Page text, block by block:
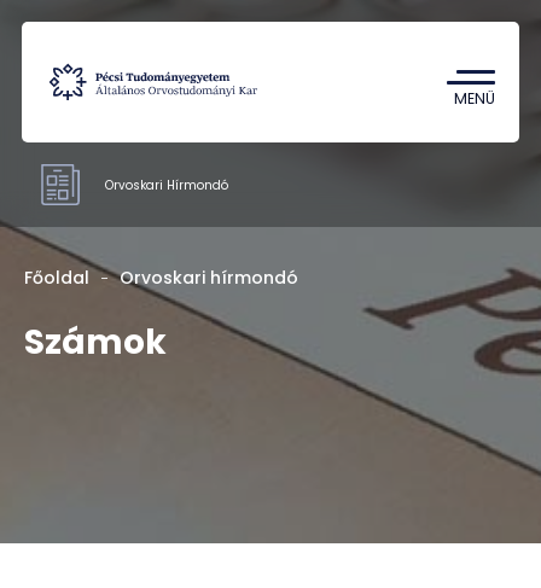
MENÜ
Tantárgykereső
Campus térkép
Számok
Rólunk
DE
Orvoskari Hírmondó
Főoldal Orvoskari hírmondó
Számok